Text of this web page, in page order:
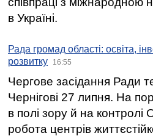
в Україні.
Рада громад області: освіта,
розвитку
16:55
Чергове засідання Ради
Чернігові 27 липня. На
в полі зору й на контролі
робота центрів